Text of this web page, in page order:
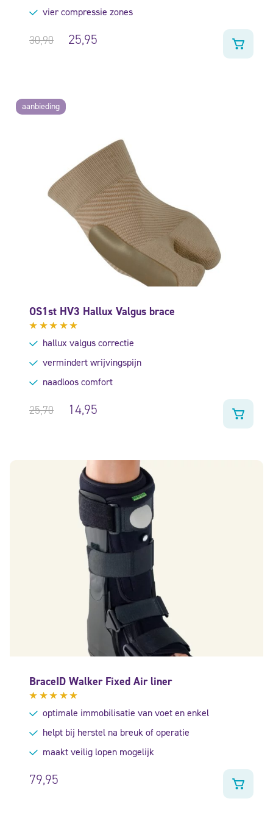
vier compressie zones
30,90 25,95
aanbieding
OS1st HV3 Hallux Valgus brace
Gewaardeerd
5.00uit
hallux valgus correctie
vermindert wrijvingspijn
naadloos comfort
25,70 14,95
BraceID Walker Fixed Air liner
Gewaardeerd
5.00uit
optimale immobilisatie van voet en enkel
helpt bij herstel na breuk of operatie
maakt veilig lopen mogelijk
79,95